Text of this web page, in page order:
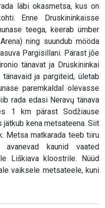
läbi okasmetsa, kus on
Enne Druskininkaisse
teega, keerab ümber
ning suundub mööda
Pargisillani. Pärast jõe
tänavat ja Druskininkai
ja pargiteid, ületab
paremkaldal olevasse
rada edasi Neravų tänava
1 km pärast Sodžiause
jätkub kena metsateena. Siit
Metsa matkarada teeb tiiru
kaunid vaated
Liškiava kloostrile. Nüüd
vaiksele metsateele, kuni